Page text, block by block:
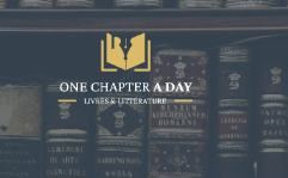
Aller
contenu